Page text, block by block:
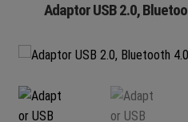
Adaptor USB 2.0,